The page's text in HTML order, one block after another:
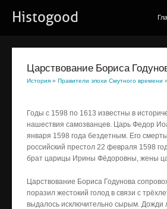
Histogood
Царствование Бориса
История » Правители эпохи Смутного времени
Годы с 1598 по 1613 известны в
нашествия самозванцев. Царь Федор
января 1598 года бездетным. Его
российский престол 22 февраля 1598
брат царицы Ирины Фёдоровны, жены
Царствование Бориса Годунова
поразил жестокий голод в связи с
выдалось исключительно сырым. Дожди